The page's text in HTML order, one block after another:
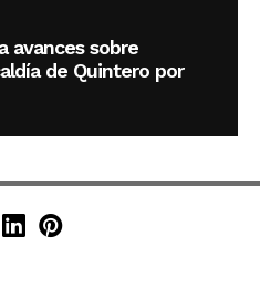
avances sobre
de Quintero por
Instagram
en X (Twitter)
en TikTok
de Minuto30 en
Minuto30 en LinkedIn
Minuto30 en